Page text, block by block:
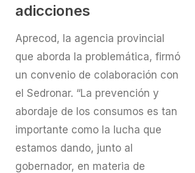
adicciones
Aprecod, la agencia provincial
que aborda la problemática, firmó
un convenio de colaboración con
el Sedronar. “La prevención y
abordaje de los consumos es tan
importante como la lucha que
estamos dando, junto al
gobernador, en materia de